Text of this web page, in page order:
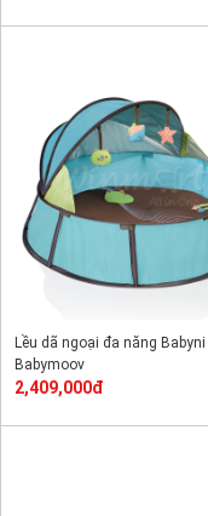
Lều dã ngoại đa năng Babyni
Babymoov
2,409,000đ